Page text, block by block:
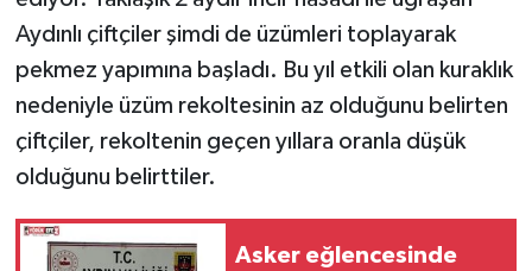
Aydınlı çiftçiler şimdi de üzümleri toplayarak
pekmez yapımına başladı. Bu yıl etkili olan kuraklık
nedeniyle üzüm rekoltesinin az olduğunu belirten
çiftçiler, rekoltenin geçen yıllara oranla düşük
olduğunu belirttiler.
Asker eğlencesinde